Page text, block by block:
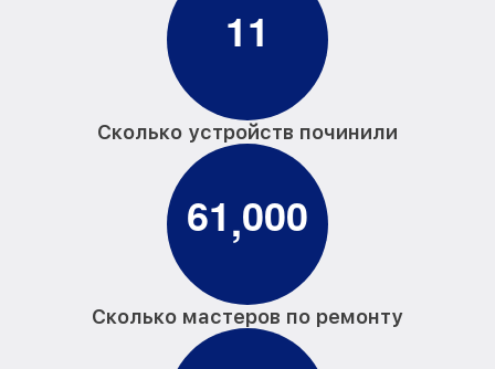
11
Сколько устройств починили
61,000
Сколько мастеров по ремонту